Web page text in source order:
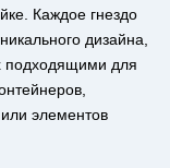
Каждое гнездо
дизайна,
подходящими для
элементов